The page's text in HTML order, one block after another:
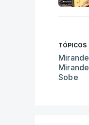
TÓPICOS
Sobe